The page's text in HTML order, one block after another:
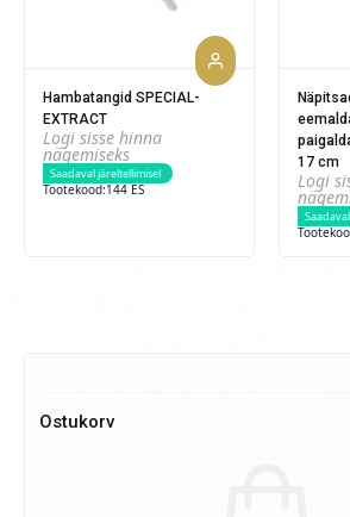
Hambatangid SPECIAL-
EXTRACT
Logi sisse hinna
nägemiseks
Saadaval järeltellimisel
Tootekood:144 ES
17 cm
Logi
Ostukorv